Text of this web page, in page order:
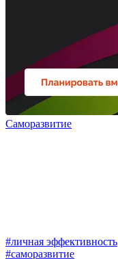
Саморазвитие
#личная эффективность
#саморазвитие